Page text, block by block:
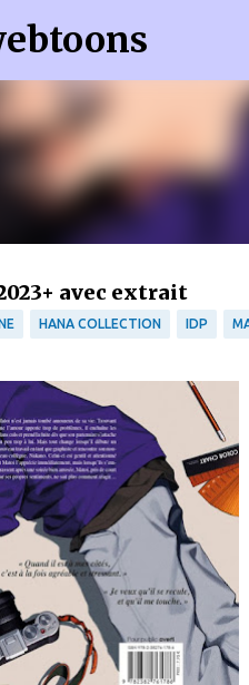
Accéder au contenu principal
les conditions requises quand
avec extrait
HANA COLLECTION IDP